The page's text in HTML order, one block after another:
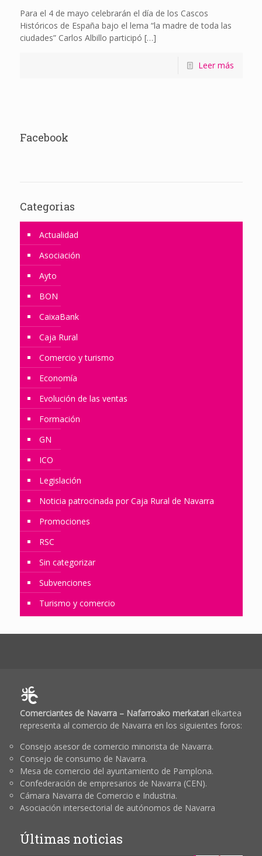
Para el 4 de mayo celebrarán el día de los Cascos
Históricos de España bajo el lema “la madre de toda las
ciudades” Carlos Albillo participó […]
Leer más
Facebook
Categorias
Actualidad
Asociación
Ayto
BON
CaixaBank
Caja Rural
Comercio y turismo
Economía
Evolución de las ventas
Formación
GN
ICO
Legislación
Noticia patrocinada por Caja Rural de Navarra
Promociones
RSC
Sin categorizar
Subvenciones
Turismo y comercio
Comerciantes de Navarra – Nafarroako merkatarielkartea
representa al comercio de Navarra en los siguientes foros:
Consejo asesor de comercio minorista de Navarra.
Consejo de consumo de Navarra.
Mesa de comercio del ayuntamiento de Pamplona.
Confederación de empresarios de Navarra (CEN).
Cámara Navarra de Comercio e Industria.
Asociación intersectorial de autónomos de Navarra
Últimas noticias